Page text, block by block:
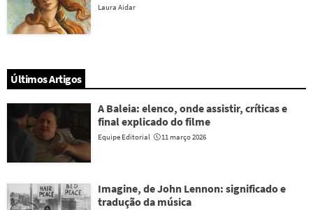
Laura Aidar
Últimos Artigos
A Baleia: elenco, onde assistir, críticas e
final explicado do filme
Equipe Editorial 11 março 2026
Imagine, de John Lennon: significado e
tradução da música